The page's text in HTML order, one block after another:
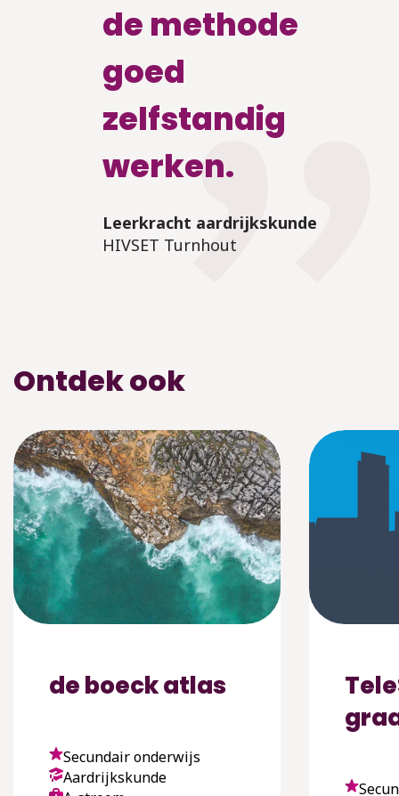
de methode
goed
zelfstandig
werken.
Leerkracht aardrijkskunde
HIVSET Turnhout
Ontdek ook
de boeck atlas
Secundair onderwijs
Aardrijkskunde